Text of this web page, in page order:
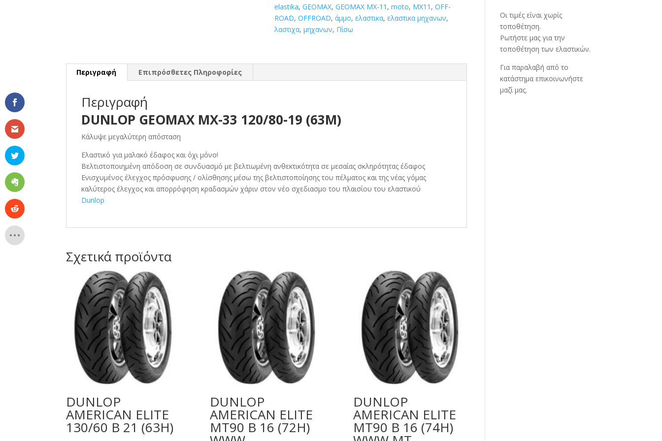
(63M)
ποσότητα
elastika,GEOMAX,GEOMAX MX-11 ,moto, MX11 ,OFF-
ROAD,OFFROAD,άμμο,ελαστικα,ελαστικα μηχανων,
λαστιχα,μηχανων, Πίσω
Περιγραφή Επιπρόσθετες Πληροφορίες
Περιγραφή
DUNLOP GEOMAX MX-33 120/80-19 (63M)
Κάλυψε μεγαλύτερη απόσταση
Ελαστικό για μαλακό έδαφος και όχι μόνο!
Βελτιστοποιημένη απόδοση σε συνδυασμό με βελτιωμένη ανθεκτικότητα σε μεσαίας σκληρότητας έδαφος
Ενισχυμένος έλεγχος πρόσφυσης / ολίσθησης μέσω της βελτιστοποίησης του πέλματος και της νέας γόμας
καλύτερος έλεγχος και απορρόφηση κραδασμών χάριν στον νέο σχεδιασμο του πλαισίου του ελαστικού
Dunlop
Σχετικά προϊόντα
DUNLOP
AMERICAN ELITE
130/60 B 21 (63H)
DUNLOP
AMERICAN ELITE
MT90 B 16 (72H)
DUNLOP
AMERICAN ELITE
MT90 B 16 (74H)
Οι τιμές είναι χωρίς
τοποθέτηση.
Ρωτήστε μας για την
τοποθέτηση των ελαστικών.
Για παραλαβή από το
κατάστημα επικοινωνήστε
μαζί μας.